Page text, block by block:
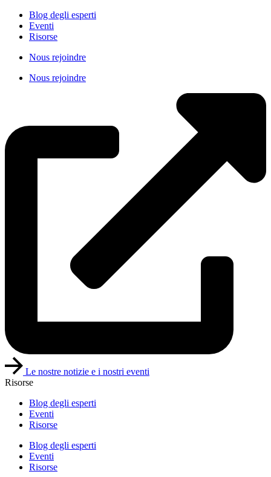
Blog degli esperti
Eventi
Risorse
Nous rejoindre
Nous rejoindre
Le nostre notizie e i nostri eventi
Risorse
Blog degli esperti
Eventi
Risorse
Blog degli esperti
Eventi
Risorse